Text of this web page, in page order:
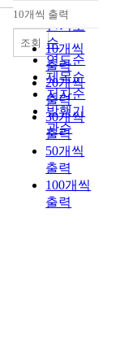
순
인기도
순
연도순
제목순
저자순
발행기
관순
내림차순
10개씩 출력
10개씩
출력
20개씩
출력
30개씩
출력
50개씩
출력
100개씩
출력
조회